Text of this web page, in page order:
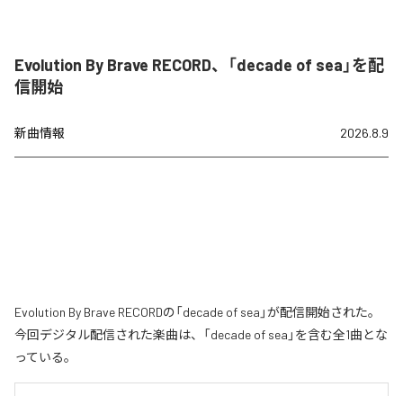
Evolution By Brave RECORD、「decade of sea」を配
信開始
新曲情報 2026.8.9
Evolution By Brave RECORDの「decade of sea」が配信開始された。
今回デジタル配信された楽曲は、「decade of sea」を含む全1曲とな
っている。